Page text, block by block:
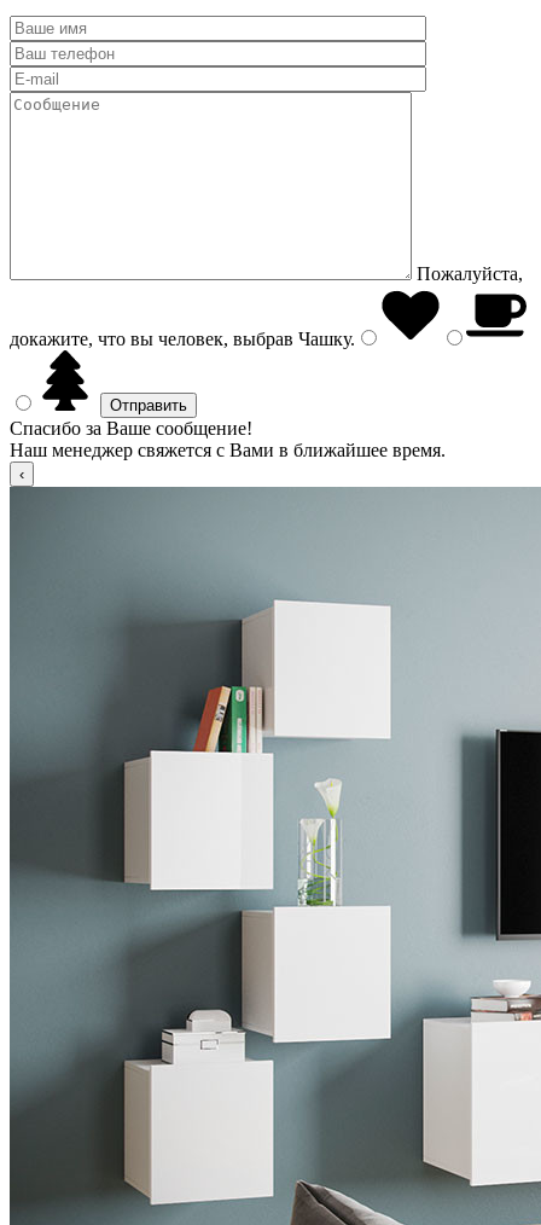
Пожалуйста,
докажите, что вы человек, выбрав Чашку.
Спасибо за Ваше сообщение!
Наш менеджер свяжется с Вами в ближайшее время.